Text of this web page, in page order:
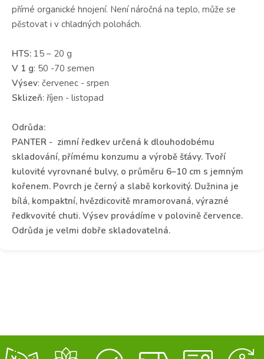
přímé organické hnojení. Není náročná na teplo, může se
pěstovat i v chladných polohách.
HTS: 15 – 20 g
V 1 g: 50 -70 semen
Výsev: červenec - srpen
Sklizeň: říjen - listopad
Odrůda:
PANTER - zimní ředkev určená k dlouhodobému
skladování, přímému konzumu a výrobě šťávy. Tvoří
kulovité vyrovnané bulvy, o průměru 6–10 cm s jemným
kořenem. Povrch je černý a slabě korkovitý. Dužnina je
bílá, kompaktní, hvězdicovitě mramorovaná, výrazné
ředkvovité chuti. Výsev provádíme v polovině července.
Odrůda je velmi dobře skladovatelná.